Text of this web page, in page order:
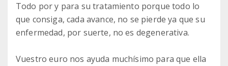
Todo por y para su tratamiento porque todo lo
que consiga, cada avance, no se pierde ya que su
enfermedad, por suerte, no es degenerativa.
Vuestro euro nos ayuda muchísimo para que ella